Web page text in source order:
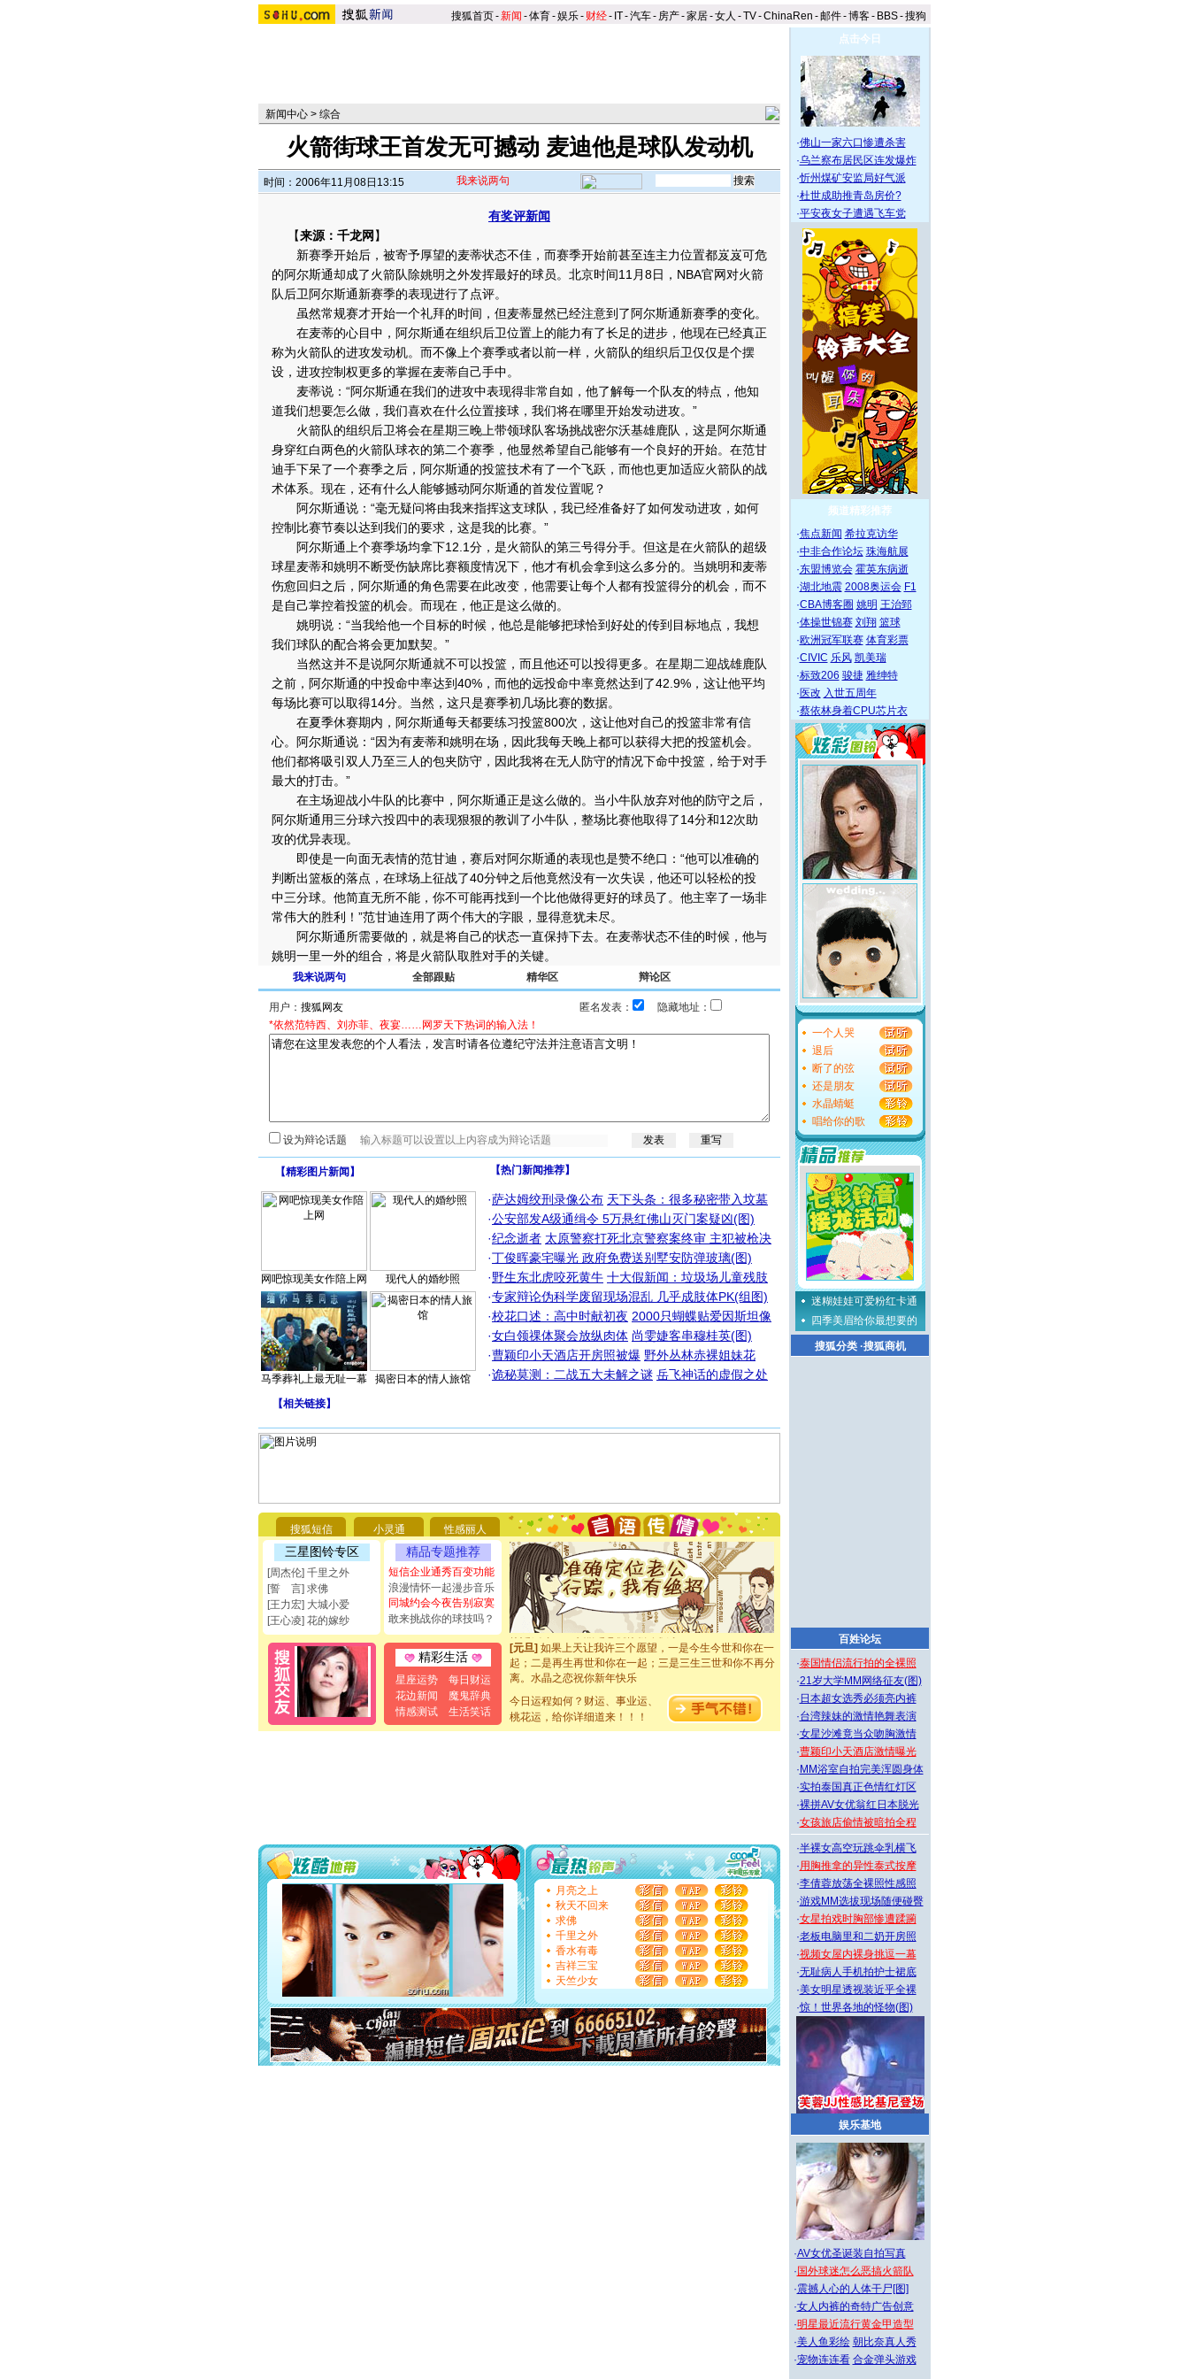
搜狐首页-新闻 -体育-娱乐- 财经- IT-汽车- 房产-家居-女人 -TV-ChinaRen -邮件-博客- BBS-搜狗
新闻中心 > 综合
火箭街球王首发无可撼动 麦迪他是球队发动机
时间：2006年11月08日13:15 我来说两句
有奖评新闻
【来源：千龙网 】
新赛季开始后，被寄予厚望的麦蒂状态不佳，而赛季开始前甚至连主力位置都岌岌可危
的阿尔斯通却成了火箭队除姚明之外发挥最好的球员。北京时间11月8日，NBA官网对火箭
队后卫阿尔斯通新赛季的表现进行了点评。
虽然常规赛才开始一个礼拜的时间，但麦蒂显然已经注意到了阿尔斯通新赛季的变化。
在麦蒂的心目中，阿尔斯通在组织后卫位置上的能力有了长足的进步，他现在已经真正
称为火箭队的进攻发动机。而不像上个赛季或者以前一样，火箭队的组织后卫仅仅是个摆
设，进攻控制权更多的掌握在麦蒂自己手中。
麦蒂说：“阿尔斯通在我们的进攻中表现得非常自如，他了解每一个队友的特点，他知
道我们想要怎么做，我们喜欢在什么位置接球，我们将在哪里开始发动进攻。”
火箭队的组织后卫将会在星期三晚上带领球队客场挑战密尔沃基雄鹿队，这是阿尔斯通
身穿红白两色的火箭队球衣的第二个赛季，他显然希望自己能够有一个良好的开始。在范甘
迪手下呆了一个赛季之后，阿尔斯通的投篮技术有了一个飞跃，而他也更加适应火箭队的战
术体系。现在，还有什么人能够撼动阿尔斯通的首发位置呢？
阿尔斯通说：“毫无疑问将由我来指挥这支球队，我已经准备好了如何发动进攻，如何
控制比赛节奏以达到我们的要求，这是我的比赛。”
阿尔斯通上个赛季场均拿下12.1分，是火箭队的第三号得分手。但这是在火箭队的超级
球星麦蒂和姚明不断受伤缺席比赛额度情况下，他才有机会拿到这么多分的。当姚明和麦蒂
伤愈回归之后，阿尔斯通的角色需要在此改变，他需要让每个人都有投篮得分的机会，而不
是自己掌控着投篮的机会。而现在，他正是这么做的。
姚明说：“当我给他一个目标的时候，他总是能够把球恰到好处的传到目标地点，我想
我们球队的配合将会更加默契。”
当然这并不是说阿尔斯通就不可以投篮，而且他还可以投得更多。在星期二迎战雄鹿队
之前，阿尔斯通的中投命中率达到40%，而他的远投命中率竟然达到了42.9%，这让他平均
每场比赛可以取得14分。当然，这只是赛季初几场比赛的数据。
在夏季休赛期内，阿尔斯通每天都要练习投篮800次，这让他对自己的投篮非常有信
心。阿尔斯通说：“因为有麦蒂和姚明在场，因此我每天晚上都可以获得大把的投篮机会。
他们都将吸引双人乃至三人的包夹防守，因此我将在无人防守的情况下命中投篮，给于对手
最大的打击。”
在主场迎战小牛队的比赛中，阿尔斯通正是这么做的。当小牛队放弃对他的防守之后，
阿尔斯通用三分球六投四中的表现狠狠的教训了小牛队，整场比赛他取得了14分和12次助
攻的优异表现。
即使是一向面无表情的范甘迪，赛后对阿尔斯通的表现也是赞不绝口：“他可以准确的
判断出篮板的落点，在球场上征战了40分钟之后他竟然没有一次失误，他还可以轻松的投
中三分球。他简直无所不能，你不可能再找到一个比他做得更好的球员了。他主宰了一场非
常伟大的胜利！”范甘迪连用了两个伟大的字眼，显得意犹未尽。
阿尔斯通所需要做的，就是将自己的状态一直保持下去。在麦蒂状态不佳的时候，他与
姚明一里一外的组合，将是火箭队取胜对手的关键。
我来说两句 全部跟贴 精华区 辩论区
用户： 匿名发表：
隐藏地址：
*依然范特西、刘亦菲、夜宴……网罗天下热词的输入法！
设为辩论话题
【精彩图片新闻 】
网吧惊现美女作陪上网 现代人的婚纱照
马季葬礼上最无耻一幕 揭密日本的情人旅馆
【热门新闻推荐】
·萨达姆绞刑录像公布 天下头条：很多秘密带入坟墓
·公安部发A级通缉令 5万悬红佛山灭门案疑凶(图)
·纪念逝者 太原警察打死北京警察案终审 主犯被枪决
·丁俊晖豪宅曝光 政府免费送别墅安防弹玻璃(图)
·野生东北虎咬死黄牛 十大假新闻：垃圾场儿童残肢
·专家辩论伪科学废留现场混乱 几乎成肢体PK(组图)
·校花口述：高中时献初夜 2000只蝴蝶贴爱因斯坦像
·女白领祼体聚会放纵肉体 尚雯婕客串穆桂英(图)
·曹颖印小天酒店开房照被爆 野外丛林赤裸姐妹花
·诡秘莫测：二战五大未解之谜 岳飞神话的虚假之处
【相关链接】
搜狐短信 小灵通 性感丽人
三星图铃专区
[周杰伦] 千里之外
[誓 言] 求佛
[王力宏] 大城小爱
[王心凌] 花的嫁纱
精品专题推荐
短信企业通秀百变功能
浪漫情怀一起漫步音乐
同城约会今夜告别寂寞
敢来挑战你的球技吗？
精彩生活
星座运势
每日财运
花边新闻
魔鬼辞典
情感测试
生活笑话
要平安！千万要知足！千万不要忘记我！
[圣诞节]不只这样的日子才会想起你,而是这样的日子才
能正大光明地骚扰你,告诉你,圣诞要快乐!新年要快乐!天天
都要快乐噢!
[圣诞节]奉上一颗祝福的心,在这个特别的日子里,愿幸福,
如意,快乐,鲜花,一切美好的祝愿与你同在.圣诞快乐!
[元旦]看到你我会触电；看不到你我要充电；没有你我会
断电。爱你是我职业，想你是我事业，抱你是我特长，吻
你是我专业！水晶之恋祝你新年快乐
[元旦] 如果上天让我许三个愿望，一是今生今世和你在一
起；二是再生再世和你在一起；三是三生三世和你不再分
离。水晶之恋祝你新年快乐
[元旦]当我狠下心扭头离去那一刻，你在我身后无助地哭
泣，这痛楚让我明白我多么爱你。我转身抱住你：这猪不
卖了。水晶之恋祝你新年快乐。
[春节]风柔雨润好月圆，半岛铁盒伴身边，每日尽显开心
要平安！千万要知足！千万不要忘记我！
[圣诞节]不只这样的日子才会想起你,而是这样的日子才
能正大光明地骚扰你,告诉你,圣诞要快乐!新年要快乐!天天
都要快乐噢!
[圣诞节]奉上一颗祝福的心,在这个特别的日子里,愿幸福,
如意,快乐,鲜花,一切美好的祝愿与你同在.圣诞快乐!
[元旦]
看到你我会触电；看不到你我要充电；没有你我会
断电。爱你是我职业，想你是我事业，抱你是我特长，吻
你是我专业！水晶之恋祝你新年快乐
[元旦]
如果上天让我许三个愿望，一是今生今世和你在一
起；二是再生再世和你在一起；三是三生三世和你不再分
离。水晶之恋祝你新年快乐
[元旦]当我狠下心扭头离去那一刻，你在我身后无助地哭
泣，这痛楚让我明白我多么爱你。我转身抱住你：这猪不
卖了。水晶之恋祝你新年快乐。
今日运程如何？财运、事业运、
桃花运，给你详细道来！！！
月亮之上
秋天不回来
求佛
千里之外
香水有毒
吉祥三宝
天竺少女
点击今日
·佛山一家六口惨遭杀害
·乌兰察布居民区连发爆炸
·忻州煤矿安监局好气派
·杜世成助推青岛房价?
·平安夜女子遭遇飞车党
频道精彩推荐
·焦点新闻 希拉克访华
·中非合作论坛 珠海航展
·东盟博览会 霍英东病逝
·湖北地震 2008奥运会 F1
·CBA博客圈 姚明 王治郅
·体操世锦赛 刘翔 篮球
·欧洲冠军联赛 体育彩票
·CIVIC 乐风 凯美瑞
·标致206 骏捷 雅绅特
· 医改 入世五周年
·蔡依林身着CPU芯片衣
一个人哭
退后
断了的弦
还是朋友
水晶蜻蜓
唱给你的歌
迷糊娃娃可爱粉红卡通
四季美眉给你最想要的
搜狐分类·搜狐商机
百姓论坛
·泰国情侣流行拍的全裸照
·21岁大学MM网络征友(图)
· 日本超女选秀必须亮内裤
·台湾辣妹的激情艳舞表演
·女星沙滩竟当众吻胸激情
·曹颖印小天酒店激情曝光
· MM浴室自拍完美浑圆身体
·实拍泰国真正色情红灯区
·裸拼AV女优翁红日本脱光
·女孩旅店偷情被暗拍全程
·半裸女高空玩跳伞乳横飞
·用胸推拿的异性泰式按摩
·李倩蓉放荡全裸照性感照
·游戏MM选拔现场随便碰臀
·女星拍戏时胸部惨遭蹂躏
·老板电脑里和二奶开房照
·视频女屋内裸身挑逗一幕
·无耻病人手机拍护士裙底
·美女明星透视装近乎全裸
·惊！世界各地的怪物(图)
娱乐基地
·AV女优圣诞装自拍写真
· 国外球迷怎么恶搞火箭队
·震撼人心的人体干尸[图]
·女人内裤的奇特广告创意
·明星最近流行黄金甲造型
·美人鱼彩绘 朝比奈真人秀
·宠物连连看 合金弹头游戏